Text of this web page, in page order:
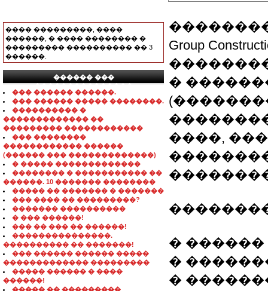
���� ���������, ����
������, � ���� �������� �
��������� ���������� �� 3
������.
������ ���
���������������
��� ������ ������.
��� ������ ����� ��������.
���������� �
������������� ��
��������� ������������
��� ��������
������������ ������
(������ ��� �������������)
� ����� �������������
�������� � ����������� ��
������. 10 ������� ��������
����� �� ������� � �������
��� ���� �� ���������?
������� ����������
� ��� ������!
��� �� ��� �� ������!
���������������.
���������� �� �������!
��� ������ ������ �����
������������� ���������
����� ������ � ����
������!
����� �� ���������
Group
� �������
����,
��������
�
� �������
�